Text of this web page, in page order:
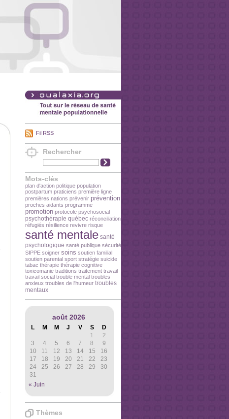
Fil RSS
Rechercher
Mots-clés
plan d'action politique population
postpartum praticiens première ligne
premières nations prévenir prévention
proches aidants programme
promotion protocole psychosocial
psychothérapie québec réconciliation
réfugiés résilience revivre risque
santé mentale santé
psychologique santé publique sécurité
SIPPE soigner soins soutien familial
soutien parental sport stratégie suicide
tabac thérapie thérapie cognitive
toxicomanie traditions traitement travail
travail social trouble mental troubles
anxieux troubles de l'humeur troubles
mentaux
août 2026
L M M J V S D
« Juin
1
2
3
4 5 6 7 8
9
10
11 12 13 14 15
16
17
18 19 20 21 22
23
24
25 26 27 28 29
30
31
Thèmes